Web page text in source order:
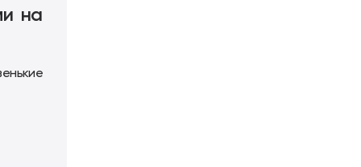
на